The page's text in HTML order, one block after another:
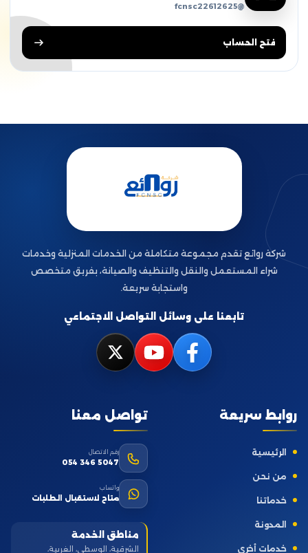
@fcnsc22612625
فتح الحساب
شركة روائع تقدم مجموعة متكاملة من الخدمات المنزلية وخدمات
شراء المستعمل والنقل والتنظيف والصيانة، بفريق متخصص
واستجابة سريعة.
تابعنا على وسائل التواصل الاجتماعي
روابط سريعة
الرئيسية
من نحن
خدماتنا
المدونة
خدمات أخرى
تواصل معنا
رقم الاتصال
054 346 5047
واتساب
متاح لاستقبال الطلبات
مناطق الخدمة
الشرقية، الوسطى، الغربية،